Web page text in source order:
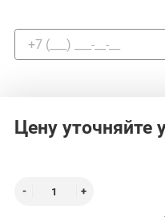
Цену уточняйте